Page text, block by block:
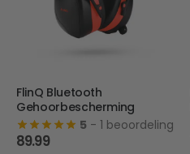
FlinQ Bluetooth
Gehoorbescherming
5 - 1 beoordeling
89.99